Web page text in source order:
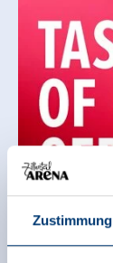
Zustimmung